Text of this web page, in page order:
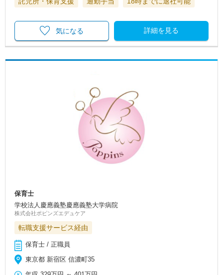
詳細を見る
気になる
保育士
学校法人慶應義塾慶應義塾大学病院
株式会社ポピンズエデュケア
転職支援サービス経由
保育士 / 正職員
東京都 新宿区 信濃町35